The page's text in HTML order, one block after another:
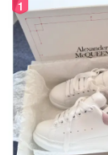
除了经典方领，
Posen白色连衣
瘦 ，而且女人味
1